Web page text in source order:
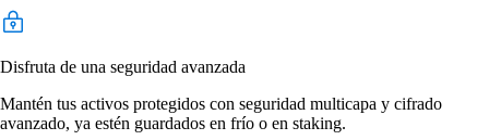
Disfruta de una seguridad avanzada
Mantén tus activos protegidos con seguridad multicapa y cifrado
avanzado, ya estén guardados en frío o en staking.